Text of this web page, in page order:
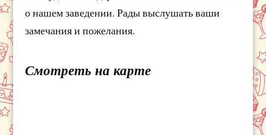
о нашем заведении. Рады выслушать ваши
замечания и пожелания.
Смотреть на карте